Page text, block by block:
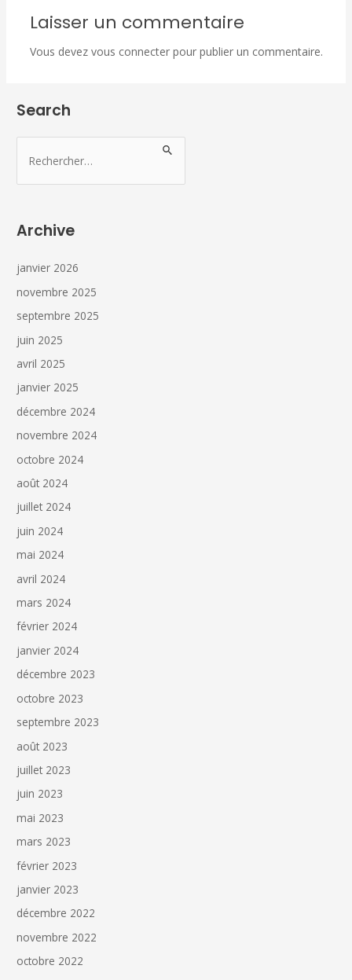
Laisser un commentaire
Vous devez vous connecterpour publier un commentaire.
Search
Archive
janvier 2026
novembre 2025
septembre 2025
juin 2025
avril 2025
janvier 2025
décembre 2024
novembre 2024
octobre 2024
août 2024
juillet 2024
juin 2024
mai 2024
avril 2024
mars 2024
février 2024
janvier 2024
décembre 2023
octobre 2023
septembre 2023
août 2023
juillet 2023
juin 2023
mai 2023
mars 2023
février 2023
janvier 2023
décembre 2022
novembre 2022
octobre 2022